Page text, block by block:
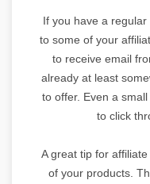
If you have a
to some of your
to receive email
already at least
to offer. Even a
to click
A great tip for
of your products.